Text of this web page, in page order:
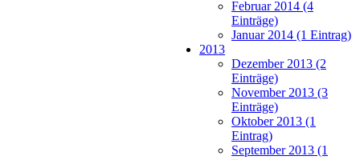
Februar 2014 (4
Einträge)
Januar 2014 (1 Eintrag)
2013
Dezember 2013 (2
Einträge)
November 2013 (3
Einträge)
Oktober 2013 (1
Eintrag)
September 2013 (1